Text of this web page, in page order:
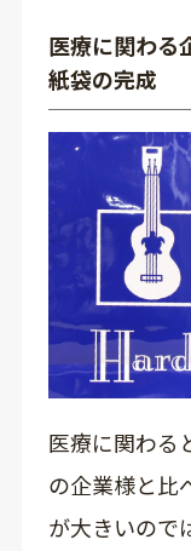
医療に関わる
紙袋の完成
医療に関わる
の企業様と比
が大きいので